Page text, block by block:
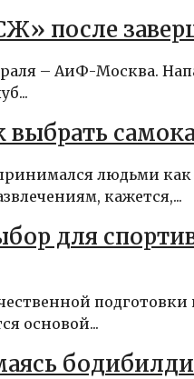
после
– АиФ-Москва.
выбрать
людьми
кажется,...
для
основой...